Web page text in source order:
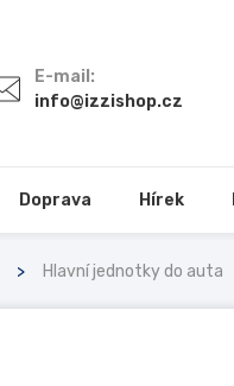
E-mail:
info@izzishop.cz
Doprava Hírek
Hlavní jednotky do auta